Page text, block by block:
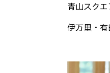
青山スク
伊万里・有